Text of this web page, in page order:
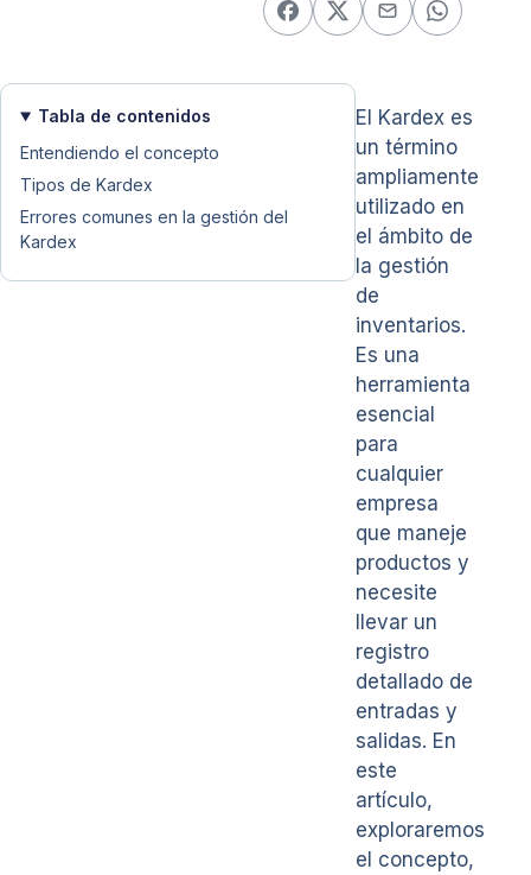
Tabla de contenidos
Entendiendo el concepto
Tipos de Kardex
Errores comunes en la gestión del
Kardex
El Kardex es
un término
ampliamente
utilizado en
el ámbito de
la gestión
de
inventarios.
Es una
herramienta
esencial
para
cualquier
empresa
que maneje
productos y
necesite
llevar un
registro
detallado de
entradas y
salidas. En
este
artículo,
exploraremos
el concepto,